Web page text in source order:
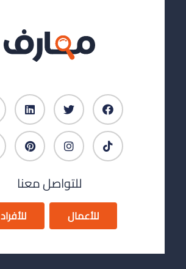
للتواصل معنا
للأعمال للأفراد